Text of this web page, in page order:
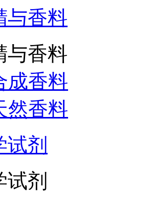
与香料
与香料
成香料
然香料
试剂
试剂